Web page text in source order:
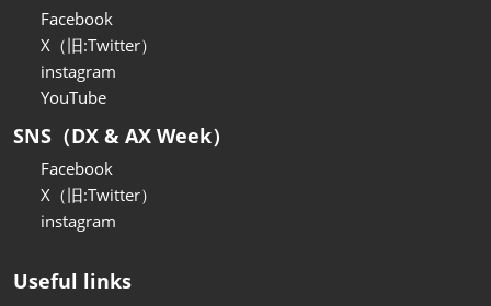
Facebook
X（旧:Twitter）
instagram
YouTube
SNS（DX & AX Week）
Facebook
X（旧:Twitter）
instagram
Useful links